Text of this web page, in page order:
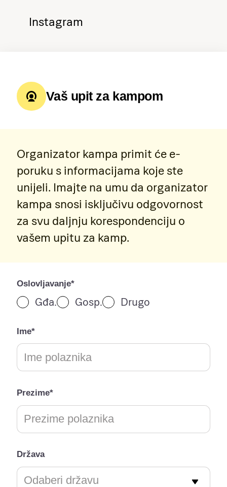
Instagram
Vaš upit za kampom
Organizator kampa primit će e-
poruku s informacijama koje ste
unijeli. Imajte na umu da organizator
kampa snosi isključivu odgovornost
za svu daljnju korespondenciju o
vašem upitu za kamp.
Oslovljavanje*
Gđa. Gosp. Drugo
Ime*
Prezime*
Država